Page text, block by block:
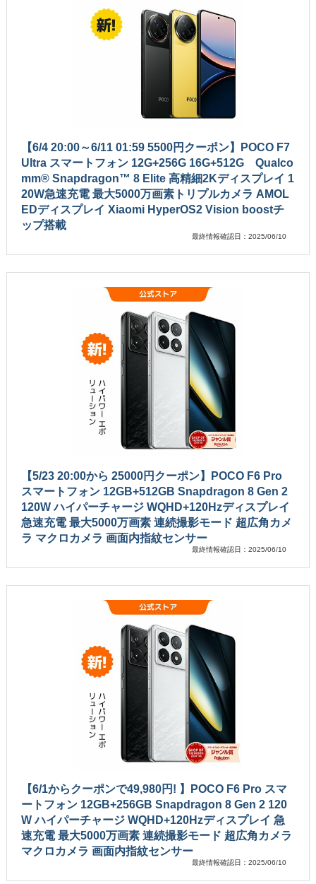
【6/4 20:00～6/11 01:59 5500円クーポン】POCO F7
Ultra スマートフォン 12G+256G 16G+512G Qualco
mm® Snapdragon™ 8 Elite 高精細2Kディスプレイ 1
20W急速充電 最大5000万画素トリプルカメラ AMOL
EDディスプレイ Xiaomi HyperOS2 Vision boostチ
ップ搭載
最終情報確認日：2025/06/10
【5/23 20:00から 25000円クーポン】POCO F6 Pro
スマートフォン 12GB+512GB Snapdragon 8 Gen 2
120W ハイパーチャージ WQHD+120Hzディスプレイ
急速充電 最大5000万画素 連続撮影モード 超広角カメ
ラ マクロカメラ 画面内指紋センサー
最終情報確認日：2025/06/10
【6/1からクーポンで49,980円! 】POCO F6 Pro スマ
ートフォン 12GB+256GB Snapdragon 8 Gen 2 120
W ハイパーチャージ WQHD+120Hzディスプレイ 急
速充電 最大5000万画素 連続撮影モード 超広角カメラ
マクロカメラ 画面内指紋センサー
最終情報確認日：2025/06/10